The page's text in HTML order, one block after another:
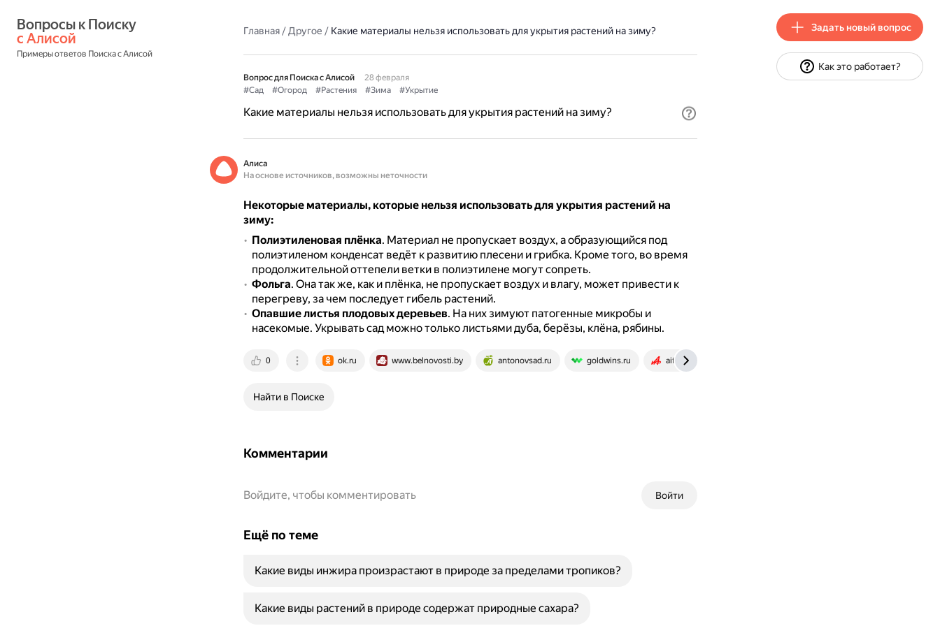
с Алисой
Примеры ответов Поиска с Алисой
Главная/Другое / Какие материалы нельзя использовать для укрытия растений на зиму?
Вопрос для Поиска с Алисой
28 февраля
#Сад
#Огород #Растения #Зима #Укрытие
Какие материалы нельзя использовать для укрытия растений на зиму?
Алиса
На основе источников, возможны неточности
Некоторые материалы, которые нельзя использовать для укрытия растений на
зиму:
Полиэтиленовая плёнка. Материал не пропускает воздух, а образующийся под
полиэтиленом конденсат ведёт к развитию плесени и грибка. Кроме того, во время
продолжительной оттепели ветки в полиэтилене могут сопреть.
Фольга. Она так же, как и плёнка, не пропускает воздух и влагу, может привести к
перегреву, за чем последует гибель растений.
Опавшие листья плодовых деревьев. На них зимуют патогенные микробы и
насекомые. Укрывать сад можно только листьями дуба, берёзы, клёна, рябины.
0 ok.ru www.belnovosti.by antonovsad.ru goldwins.ru aif.ru
Найти в Поиске
Комментарии
Войти
Войдите, чтобы комментировать
Ещё по теме
Какие виды инжира произрастают в природе за пределами тропиков?
Какие виды растений в природе содержат природные сахара?
Задать новый вопрос
Как это работает?